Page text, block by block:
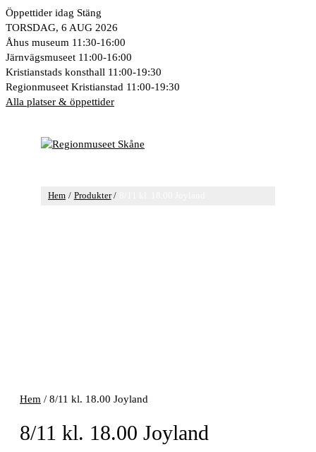
Hoppa
till
innehåll
Öppettider idag Stäng
TORSDAG, 6 AUG 2026
Åhus museum 11:30-16:00
Järnvägsmuseet 11:00-16:00
Kristianstads konsthall 11:00-19:30
Regionmuseet Kristianstad 11:00-19:30
Alla platser & öppettider
Hem Produkter
Hem / 8/11 kl. 18.00 Joyland
8/11 kl. 18.00 Joyland